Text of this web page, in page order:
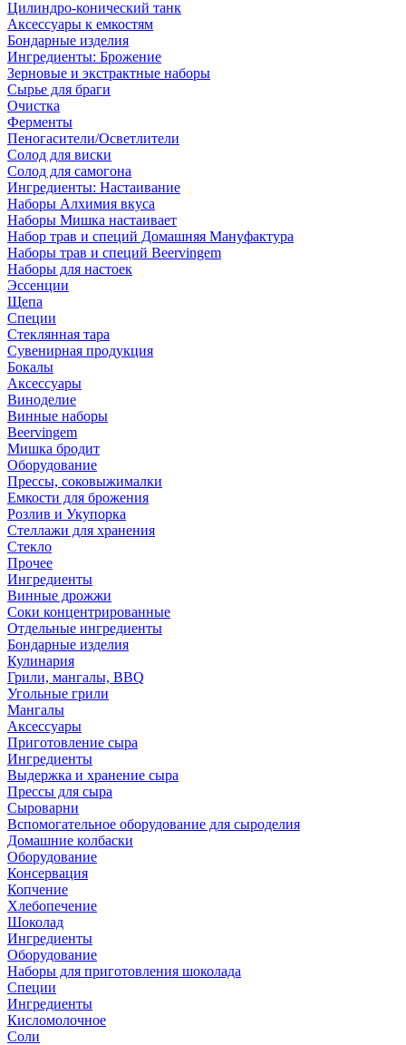
Цилиндро-конический танк
Аксессуары к емкостям
Бондарные изделия
Ингредиенты: Брожение
Зерновые и экстрактные наборы
Сырье для браги
Очистка
Ферменты
Пеногасители/Осветлители
Солод для виски
Солод для самогона
Ингредиенты: Настаивание
Наборы Алхимия вкуса
Наборы Мишка настаивает
Набор трав и специй Домашняя Мануфактура
Наборы трав и специй Beervingem
Наборы для настоек
Эссенции
Щепа
Специи
Стеклянная тара
Сувенирная продукция
Бокалы
Аксессуары
Виноделие
Винные наборы
Beervingem
Мишка бродит
Оборудование
Прессы, соковыжималки
Емкости для брожения
Розлив и Укупорка
Стеллажи для хранения
Стекло
Прочее
Ингредиенты
Винные дрожжи
Соки концентрированные
Отдельные ингредиенты
Бондарные изделия
Кулинария
Грили, мангалы, BBQ
Угольные грили
Мангалы
Аксессуары
Приготовление сыра
Ингредиенты
Выдержка и хранение сыра
Прессы для сыра
Сыроварни
Вспомогательное оборудование для сыроделия
Домашние колбаски
Оборудование
Консервация
Копчение
Хлебопечение
Шоколад
Ингредиенты
Оборудование
Наборы для приготовления шоколада
Специи
Ингредиенты
Кисломолочное
Соли